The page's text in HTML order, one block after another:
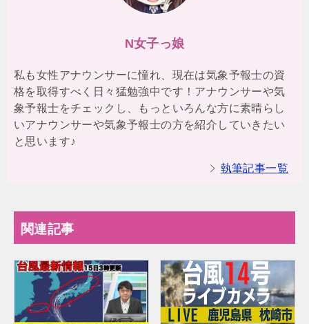
N女子っ娘
私も女性アナウンサーに憧れ、現在は気象予報士の資
格を取得すべく日々猛勉強中です！アナウンサーや気
象予報士をチェックし、もっといろんな方に素晴らし
いアナウンサーや気象予報士の方を紹介していきたい
と思います♪
執筆記事一覧
関連記事